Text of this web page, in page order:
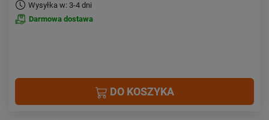
Wysyłka w: 3-4 dni
Darmowa dostawa
DO KOSZYKA